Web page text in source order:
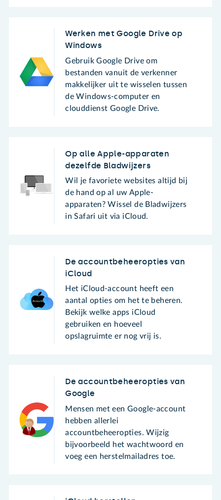
Werken met Google Drive op
Windows
Gebruik Google Drive om
bestanden vanuit de verkenner
makkelijker uit te wisselen tussen
de Windows-computer en
clouddienst Google Drive.
Op alle Apple-apparaten
dezelfde Bladwijzers
Wil je favoriete websites altijd bij
de hand op al uw Apple-
apparaten? Wissel de Bladwijzers
in Safari uit via iCloud.
De accountbeheeropties van
iCloud
Het iCloud-account heeft een
aantal opties om het te beheren.
Bekijk welke apps iCloud
gebruiken en hoeveel
opslagruimte er nog vrij is.
De accountbeheeropties van
Google
Mensen met een Google-account
hebben allerlei
accountbeheeropties. Wijzig
bijvoorbeeld het wachtwoord en
voeg een herstelmailadres toe.